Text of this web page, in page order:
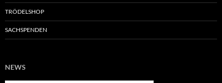
TRÖDELSHOP
SACHSPENDEN
NEWS